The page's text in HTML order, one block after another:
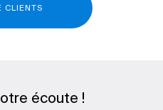
CLIENTS
écoute !